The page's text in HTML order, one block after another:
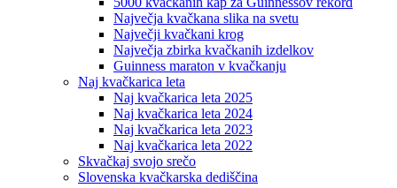
Največja kvačkana slika na svetu
Največji kvačkani krog​
Največja zbirka kvačkanih izdelkov
Guinness maraton v kvačkanju
Naj kvačkarica leta
Naj kvačkarica leta 2025
Naj kvačkarica leta 2024
Naj kvačkarica leta 2023
Naj kvačkarica leta 2022
Skvačkaj svojo srečo
Slovenska kvačkarska dediščina